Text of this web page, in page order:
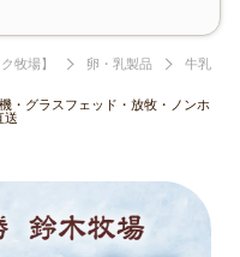
牧場】 卵・乳製品 牛乳
・グラスフェッド・放牧・ノンホ
送